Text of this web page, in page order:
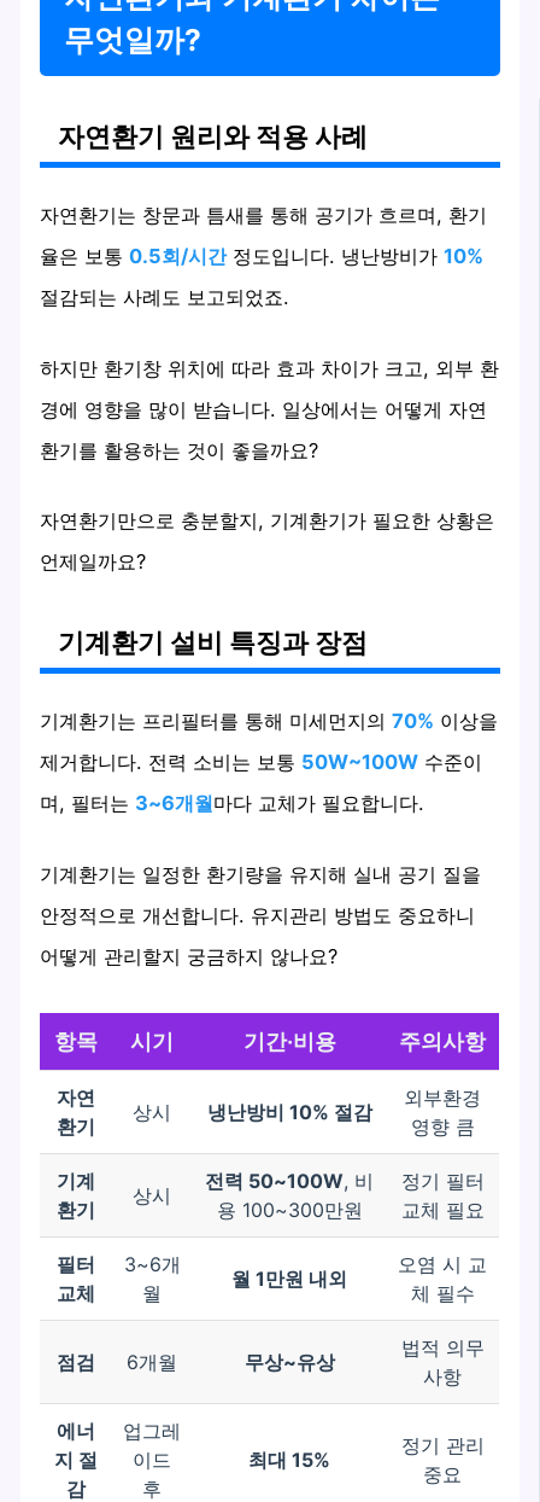
무엇일까?
자연환기 원리와 적용 사례
자연환기는 창문과 틈새를 통해 공기가 흐르며, 환기
율은 보통0.5회/시간정도입니다. 냉난방비가10%
절감되는 사례도 보고되었죠.
하지만 환기창 위치에 따라 효과 차이가 크고, 외부 환
경에 영향을 많이 받습니다. 일상에서는 어떻게 자연
환기를 활용하는 것이 좋을까요?
자연환기만으로 충분할지, 기계환기가 필요한 상황은
언제일까요?
기계환기 설비 특징과 장점
기계환기는 프리필터를 통해 미세먼지의70% 이상을
제거합니다. 전력 소비는 보통 50W~100W 수준이
며, 필터는 3~6개월마다 교체가 필요합니다.
기계환기는 일정한 환기량을 유지해 실내 공기 질을
안정적으로 개선합니다. 유지관리 방법도 중요하니
어떻게 관리할지 궁금하지 않나요?
항목 시기 기간·비용 주의사항
자연
환기
상시 냉난방비 10% 절감
외부환경
영향 큼
기계
환기
상시
전력 50~100W, 비
용 100~300만원
정기 필터
교체 필요
필터
교체
3~6개
월
월 1만원 내외
오염 시 교
체 필수
점검 6개월 무상~유상
법적 의무
사항
에너
지 절
감
업그레
이드
후
최대 15%
정기 관리
중요